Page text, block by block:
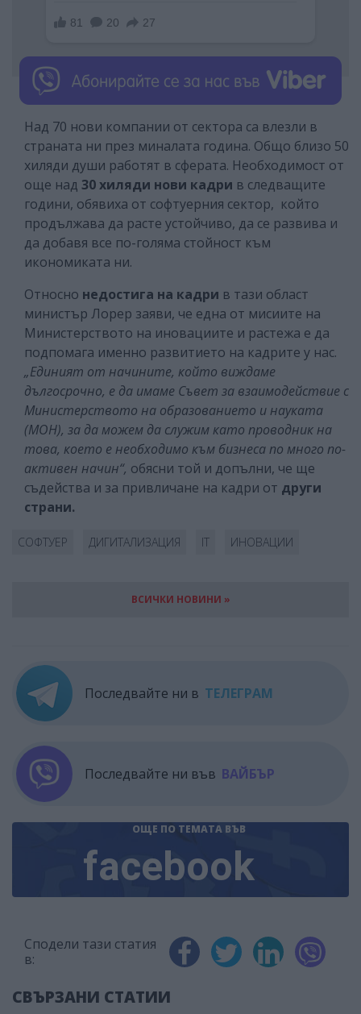
Над 70 нови компании от сектора са влезли в
страната ни през миналата година. Общо близо 50
хиляди души работят в сферата. Необходимост от
още над 30 хиляди нови кадри в следващите
години, обявиха от софтуерния сектор, който
продължава да расте устойчиво, да се развива и
да добавя все по-голяма стойност към
икономиката ни.
Относно недостига на кадри в тази област
министър Лорер заяви, че една от мисиите на
Министерството на иновациите и растежа е да
подпомага именно развитието на кадрите у нас.
„Единият от начините, който виждаме
дългосрочно, е да имаме Съвет за взаимодействие с
Министерството на образованието и науката
(МОН), за да можем да служим като проводник на
това, което е необходимо към бизнеса по много по-
активен начин“, обясни той и допълни, че ще
съдейства и за привличане на кадри от други
страни.
СОФТУЕР ДИГИТАЛИЗАЦИЯ IT ИНОВАЦИИ
ВСИЧКИ НОВИНИ »
Последвайте ни в ТЕЛЕГРАМ
Последвайте ни във ВАЙБЪР
ОЩЕ ПО ТЕМАТА ВЪВ
facebook
Сподели тази статия
в:
СВЪРЗАНИ СТАТИИ